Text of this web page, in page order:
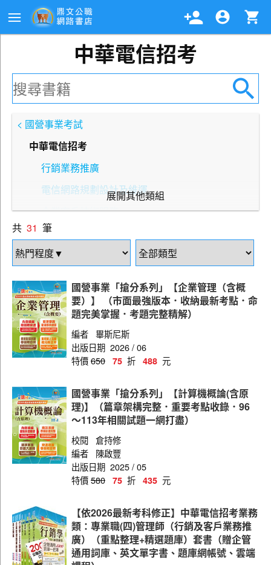
中華電信招考
< 國營事業考試
中華電信招考
行銷業務推廣
電信網路規劃設計及維運
企業客戶技術服務
資訊系統開發及維運
電力空調維運管理
展開其他類組
共 31 筆
國營事業「搶分系列」【企業管理（含概
要）】 （市面最強版本．收納最新考點．命
題完美掌握．考題完整精解）
編者 畢斯尼斯
出版日期 2026 / 06
特價650 75 折 488 元
國營事業「搶分系列」【計算機概論(含原
理)】（篇章架構完整．重要考點收錄．96
～113年相關試題一網打盡）
校閱 倉持修
編者
陳啟豐
出版日期 2025 / 05
特價580 75 折 435 元
【依2026最新考科修正】中華電信招考業務
類：專業職(四)管理師（行銷及客戶業務推
廣）（重點整理+精選題庫）套書（贈企管
通用詞庫、英文單字書、題庫網帳號、雲端